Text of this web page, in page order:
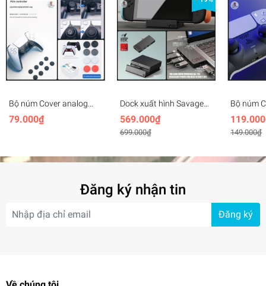
Bộ núm Cover analog
Thumb Grip cho PS4 PS5
XBox
79.000₫
Dock xuất hình Savage
Raven Skull & Co
Jumpgate cho Nintendo
Switch 2, Handheld
569.000₫
699.000₫
Bộ núm
Convex
PS5
149.000₫
Đăng ký nhận tin
Đăng ký